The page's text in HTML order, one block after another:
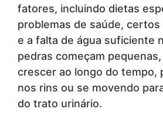
fatores, incluindo dietas
problemas de saúde,
e a falta de água suficiente
pedras começam
crescer ao longo do tempo,
nos rins ou se movendo
do trato urinário.